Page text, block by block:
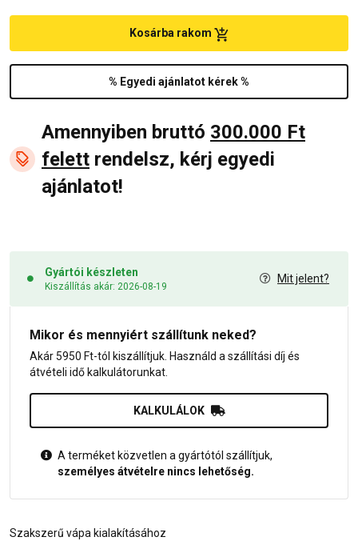
% Egyedi ajánlatot kérek %
Kosárba rakom
Amennyiben bruttó 300.000 Ft
felett rendelsz, kérj egyedi
ajánlatot!
Gyártói készleten
Kiszállítás akár: 2026-08-19
Mit jelent?
Mikor és mennyiért szállítunk neked?
Akár 5950 Ft-tól kiszállítjuk. Használd a szállítási díj és
átvételi idő kalkulátorunkat.
KALKULÁLOK
A terméket közvetlen a gyártótól szállítjuk,
személyes átvételre nincs lehetőség.
Szakszerű vápa kialakításához